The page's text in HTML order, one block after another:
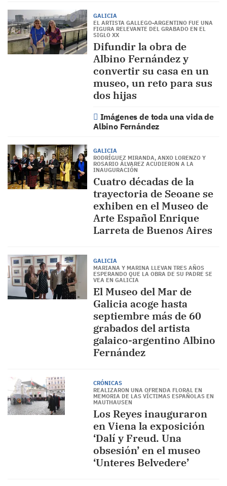
GALICIA
EL ARTISTA GALLEGO-ARGENTINO FUE UNA
FIGURA RELEVANTE DEL GRABADO EN EL
SIGLO XX
Difundir la obra de
Albino Fernández y
convertir su casa en un
museo, un reto para sus
dos hijas
Imágenes de toda una vida de
Albino Fernández
GALICIA
RODRÍGUEZ MIRANDA, ANXO LORENZO Y
ROSARIO ÁLVAREZ ACUDIERON A LA
INAUGURACIÓN
Cuatro décadas de la
trayectoria de Seoane se
exhiben en el Museo de
Arte Español Enrique
Larreta de Buenos Aires
GALICIA
MARIANA Y MARINA LLEVAN TRES AÑOS
ESPERANDO QUE LA OBRA DE SU PADRE SE
VEA EN GALICIA
El Museo del Mar de
Galicia acoge hasta
septiembre más de 60
grabados del artista
galaico-argentino Albino
Fernández
CRÓNICAS
REALIZARON UNA OFRENDA FLORAL EN
MEMORIA DE LAS VÍCTIMAS ESPAÑOLAS EN
MAUTHAUSEN
Los Reyes inauguraron
en Viena la exposición
‘Dalí y Freud. Una
obsesión’ en el museo
‘Unteres Belvedere’